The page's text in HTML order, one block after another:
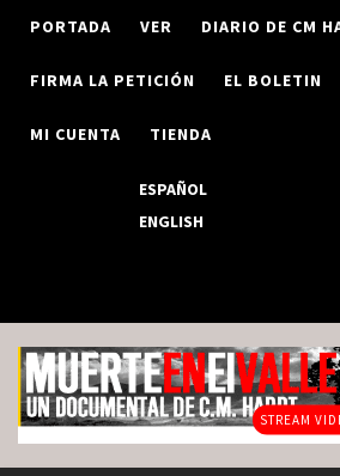
Skip
content
PORTADA VER DIARIO DE CM
FIRMA LA PETICIÓN EL BOLETIN
MI CUENTA TIENDA
ESPAÑOL
ENGLISH
STREAM